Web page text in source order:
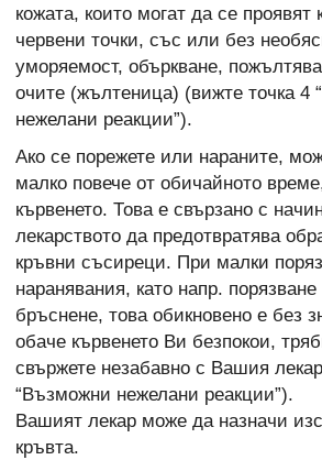
кожата, които могат да се проявят
червени точки, със или без
уморяемост, объркване,
очите (жълтеница) (вижте точка 4
нежелани реакции”).
Ако се порежете или нараните,
малко повече от обичайното
кървенето. Това е свързано с
лекарството да предотвратява
кръвни съсиреци. При малки
наранявания, като напр.
бръснене, това обикновено е без
обаче кървенето Ви безпокои,
свържете незабавно с Вашия
“Възможни нежелани реакции”).
Вашият лекар може да назначи
кръвта.